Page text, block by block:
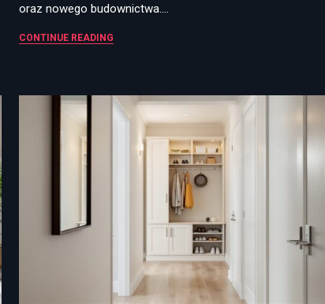
oraz nowego budownictwa.…
CONTINUE READING